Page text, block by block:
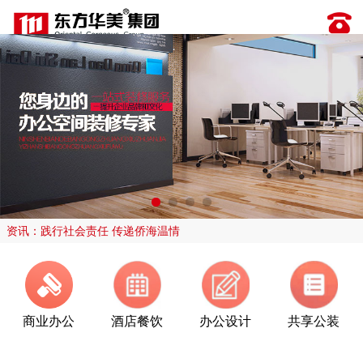
资讯：践行社会责任 传递侨海温情
商业办公 酒店餐饮 办公设计 共享公装